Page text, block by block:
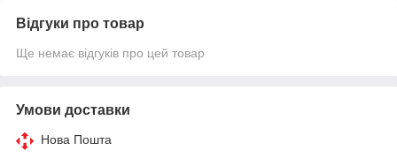
Відгуки про товар
Ще немає відгуків про цей товар
Умови доставки
Нова Пошта